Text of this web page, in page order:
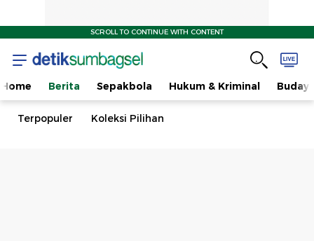
SCROLL TO CONTINUE WITH CONTENT
Home Berita Sepakbola Hukum & Kriminal
Terpopuler Koleksi Pilihan